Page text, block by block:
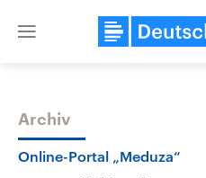
Close
Themen
Archiv
Online-Portal „Meduza“